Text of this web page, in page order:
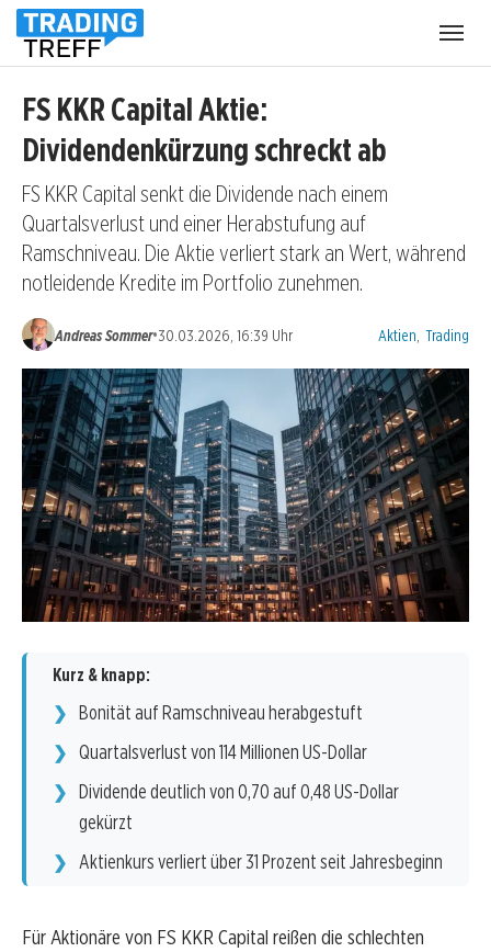
FS KKR Capital Aktie:
Dividendenkürzung schreckt ab
FS KKR Capital senkt die Dividende nach einem
Quartalsverlust und einer Herabstufung auf
Ramschniveau. Die Aktie verliert stark an Wert, während
notleidende Kredite im Portfolio zunehmen.
Andreas Sommer•30.03.2026, 16:39 Uhr Kategorien:
Aktien Trading
Kurz & knapp:
Bonität auf Ramschniveau herabgestuft
Quartalsverlust von 114 Millionen US-Dollar
Dividende deutlich von 0,70 auf 0,48 US-Dollar
gekürzt
Aktienkurs verliert über 31 Prozent seit Jahresbeginn
Für Aktionäre von FS KKR Capital reißen die schlechten